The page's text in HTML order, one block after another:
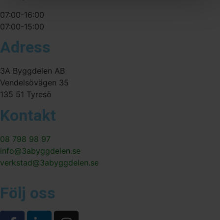
07:00-16:00
07:00-15:00
Adress
3A Byggdelen AB
Vendelsövägen 35
135 51 Tyresö
Kontakt
08 798 98 97
info@3abyggdelen.se
verkstad@3abyggdelen.se
Följ oss